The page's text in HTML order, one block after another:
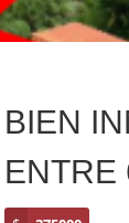
BIEN
ENTRE